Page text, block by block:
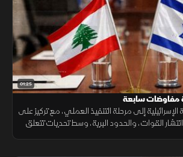
01:25
مفاوضات سابعة
الإسرائيلية إلى مرحلة التنفيذ العملي، مع تركيز على
القوات، والحدود البرية، وسط تحديات تتعلق